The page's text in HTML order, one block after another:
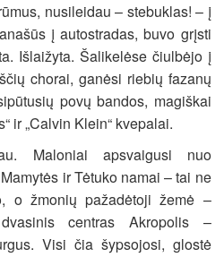
nusileidau – stebuklas! – į
į autostradas, buvo grįsti
Išlaižyta. Šalikelėse čiulbėjo į
chorai, ganėsi riebių fazanų
povų bandos, magiškai
ir „Calvin Klein“ kvepalai.
Maloniai apsvaigusi nuo
ir Tėtuko namai – tai ne
o žmonių pažadėtoji žemė –
centras Akropolis –
Visi čia šypsojosi, glostė